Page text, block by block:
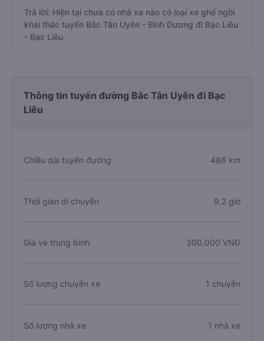
Trả lời: Hiện tại chưa có nhà xe nào có loại xe ghế ngồi
khai thác tuyến Bắc Tân Uyên - Bình Dương đi Bạc Liêu
- Bạc Liêu
Thông tin tuyến đường Bắc Tân Uyên đi Bạc
Liêu
Chiều dài tuyến đường 486 km
Thời gian di chuyển 9.2 giờ
Giá vé trung bình 300.000 VNĐ
Số lượng chuyến xe 1 chuyến
Số lượng nhà xe 1 nhà xe